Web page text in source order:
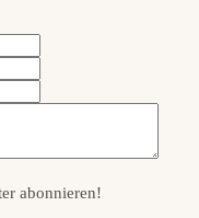
abonnieren!